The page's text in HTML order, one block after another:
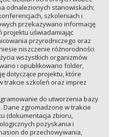
odnalezionych stanowiskach;
szkoleniach i
przekazywano informację
projektu uświadamiając
przyrodniczego oraz
niszczenie różnorodności
wszystkich organizmów
i opublikowano folder,
dotyczące projektu, które
trakcie szkoleń oraz imprez
do utworzenia bazy
Dane zgromadzone w trakcie
(dokumentacja zbioru,
pozyskania i
do przechowywania,